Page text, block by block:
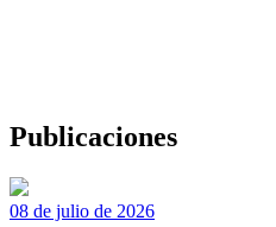
Publicaciones
08 de julio de 2026